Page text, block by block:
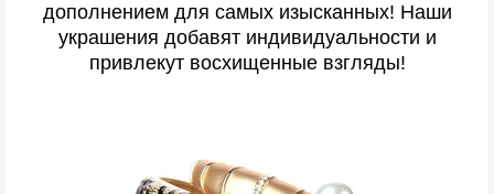
дополнением для самых изысканных! Наши
украшения добавят индивидуальности и
привлекут восхищенные взгляды!